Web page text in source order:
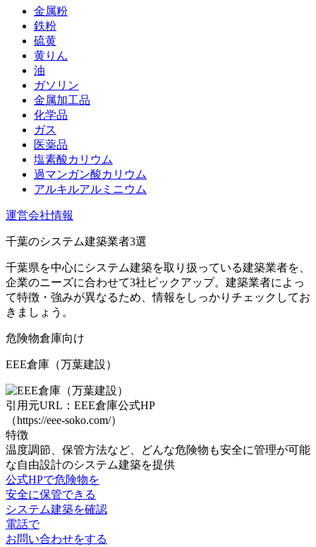
金属粉
鉄粉
硫黄
黄りん
油
ガソリン
金属加工品
化学品
ガス
医薬品
塩素酸カリウム
過マンガン酸カリウム
アルキルアルミニウム
運営会社情報
千葉のシステム建築業者3選
千葉県を中心にシステム建築を取り扱っている建築業者を、
企業のニーズに合わせて3社ピックアップ。建築業者によっ
て特徴・強みが異なるため、情報をしっかりチェックしてお
きましょう。
危険物倉庫向け
EEE倉庫（万葉建設）
引用元URL：EEE倉庫公式HP
（https://eee-soko.com/）
特徴
温度調節、保管方法など、どんな危険物も安全に管理が可能
な自由設計のシステム建築を提供
公式HPで危険物を
安全に保管できる
システム建築を確認
電話で
お問い合わせをする